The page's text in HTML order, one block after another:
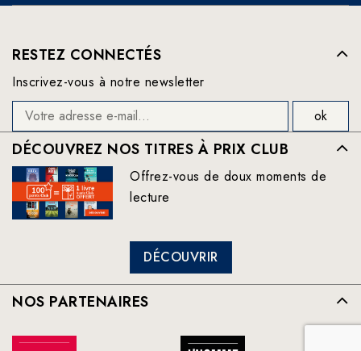
RESTEZ CONNECTÉS
Inscrivez-vous à notre newsletter
DÉCOUVREZ NOS TITRES À PRIX CLUB
Offrez-vous de doux moments de
lecture
DÉCOUVRIR
NOS PARTENAIRES